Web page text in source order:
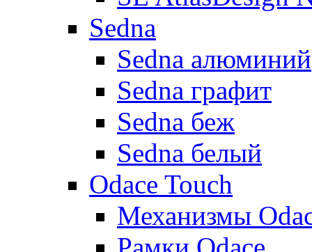
Sedna
Sedna алюминий
Sedna графит
Sedna беж
Sedna белый
Odace Touch
Механизмы